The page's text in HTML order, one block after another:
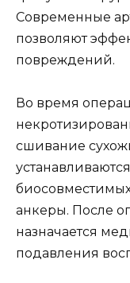
Современные
позволяют
повреждений.
Во время
сшивание
анкеры. После
назначается
подавления